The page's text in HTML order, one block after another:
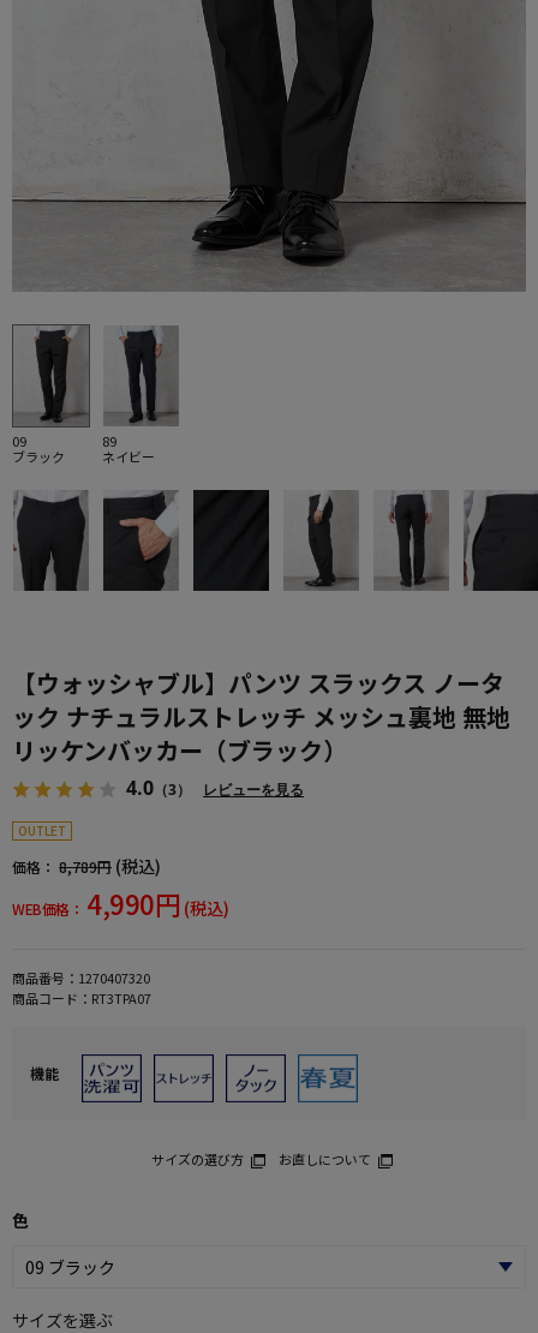
09
ブラック
89
ネイビー
【ウォッシャブル】パンツ スラックス ノータ
ック ナチュラルストレッチ メッシュ裏地 無地
リッケンバッカー（ブラック）
4.0 （3） レビューを見る
OUTLET
価格： 8,789円 (税込)
WEB価格： 4,990円 (税込)
商品番号： 1270407320
商品コード： RT3TPA07
機能
サイズの選び方 お直しについて
色
サイズを選ぶ